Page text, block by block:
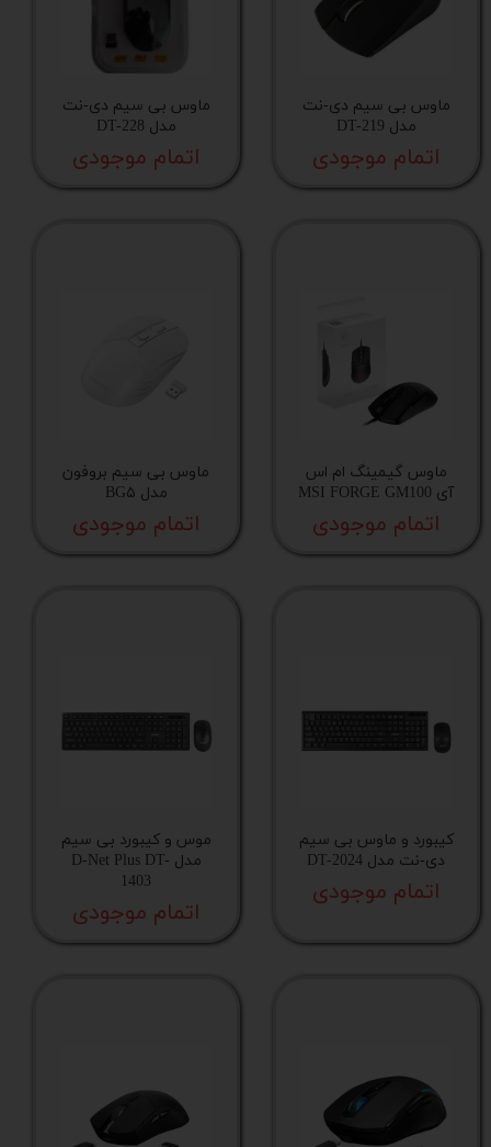
ماوس بی سیم دی-نت
مدل DT-219
اتمام موجودی
ماوس بی سیم دی-نت
مدل DT-228
اتمام موجودی
ماوس گیمینگ ام اس
آی MSI FORGE GM100
اتمام موجودی
ماوس بی سیم بروفون
مدل BG۵
اتمام موجودی
کیبورد و ماوس بی سیم
دی-نت مدل DT-2024
اتمام موجودی
موس و کیبورد بی سیم
مدل D-Net Plus DT-
1403
اتمام موجودی